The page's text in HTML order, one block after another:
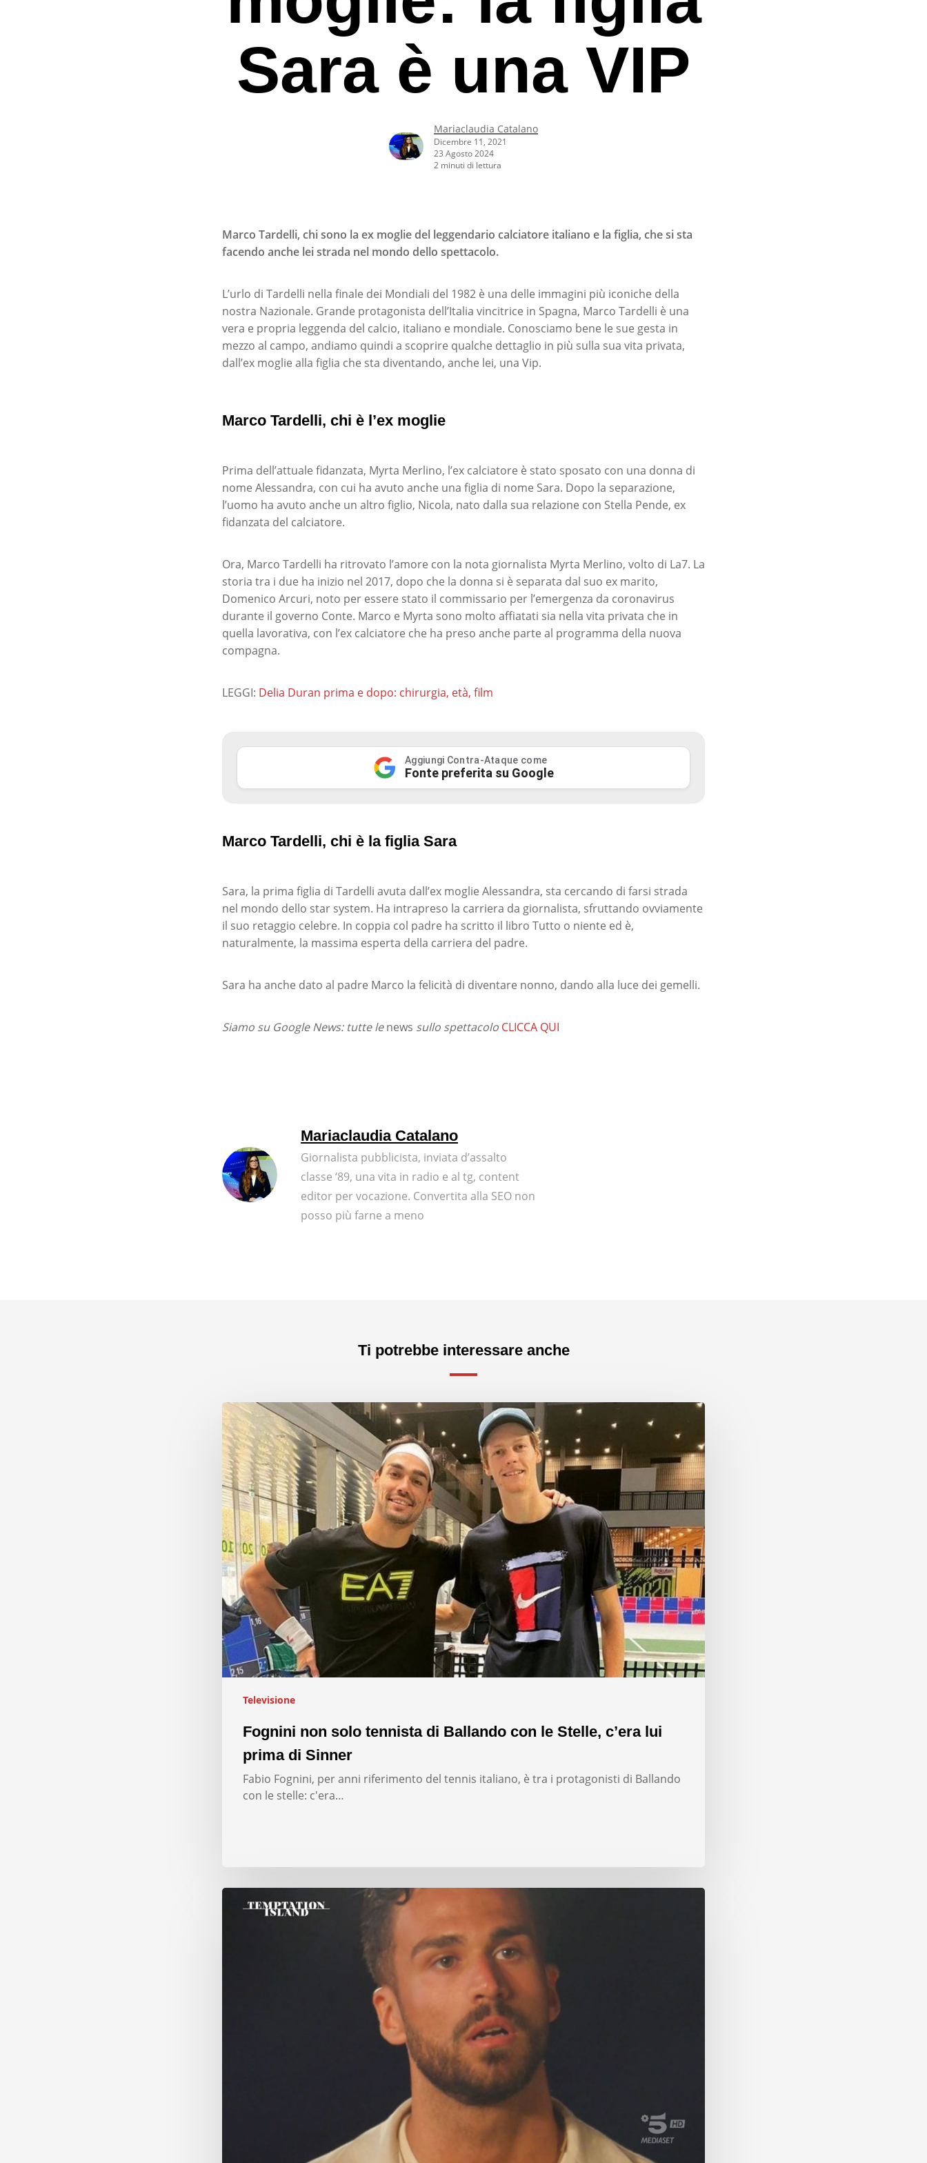
Sara è una VIP
Mariaclaudia Catalano
Dicembre 11, 2021
23 Agosto 2024
2 minuti di lettura
Marco Tardelli, chi sono la ex moglie del leggendario calciatore italiano e la figlia, che si sta
facendo anche lei strada nel mondo dello spettacolo.
L’urlo di Tardelli nella finale dei Mondiali del 1982 è una delle immagini più iconiche della
nostra Nazionale. Grande protagonista dell’Italia vincitrice in Spagna, Marco Tardelli è una
vera e propria leggenda del calcio, italiano e mondiale. Conosciamo bene le sue gesta in
mezzo al campo, andiamo quindi a scoprire qualche dettaglio in più sulla sua vita privata,
dall’ex moglie alla figlia che sta diventando, anche lei, una Vip.
Marco Tardelli, chi è l’ex moglie
Prima dell’attuale fidanzata, Myrta Merlino, l’ex calciatore è stato sposato con una donna di
nome Alessandra, con cui ha avuto anche una figlia di nome Sara. Dopo la separazione,
l’uomo ha avuto anche un altro figlio, Nicola, nato dalla sua relazione con Stella Pende, ex
fidanzata del calciatore.
Ora, Marco Tardelli ha ritrovato l’amore con la nota giornalista Myrta Merlino, volto di La7. La
storia tra i due ha inizio nel 2017, dopo che la donna si è separata dal suo ex marito,
Domenico Arcuri, noto per essere stato il commissario per l’emergenza da coronavirus
durante il governo Conte. Marco e Myrta sono molto affiatati sia nella vita privata che in
quella lavorativa, con l’ex calciatore che ha preso anche parte al programma della nuova
compagna.
LEGGI: Delia Duran prima e dopo: chirurgia, età, film
Aggiungi Contra-Ataque come
Fonte preferita su Google
Marco Tardelli, chi è la figlia Sara
Sara, la prima figlia di Tardelli avuta dall’ex moglie Alessandra, sta cercando di farsi strada
nel mondo dello star system. Ha intrapreso la carriera da giornalista, sfruttando ovviamente
il suo retaggio celebre. In coppia col padre ha scritto il libro Tutto o niente ed è,
naturalmente, la massima esperta della carriera del padre.
Sara ha anche dato al padre Marco la felicità di diventare nonno, dando alla luce dei gemelli.
Siamo su Google News: tutte lenews sullo spettacolo CLICCA QUI
Mariaclaudia Catalano
Giornalista pubblicista, inviata d’assalto
classe ‘89, una vita in radio e al tg, content
editor per vocazione. Convertita alla SEO non
posso più farne a meno
Ti potrebbe interessare anche
Televisione
Fognini non solo tennista di Ballando con le Stelle, c’era lui
prima di Sinner
Fabio Fognini, per anni riferimento del tennis italiano, è tra i protagonisti di Ballando
con le stelle: c'era…